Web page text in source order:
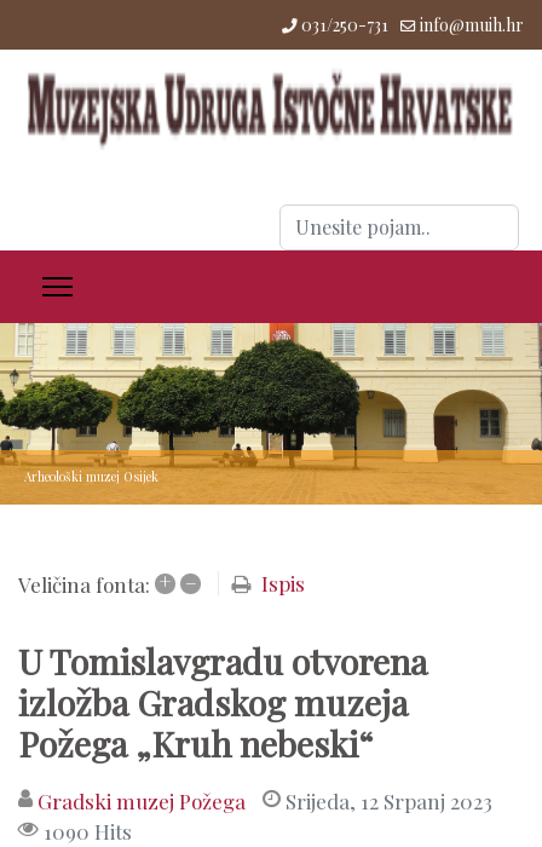
031/250-731 info@muih.hr
Traži
...
Arheološki muzej Osijek
Veličina fonta: + – Ispis
U Tomislavgradu otvorena
izložba Gradskog muzeja
Požega „Kruh nebeski“
Gradski muzej Požega
Srijeda, 12 Srpanj 2023
1090 Hits